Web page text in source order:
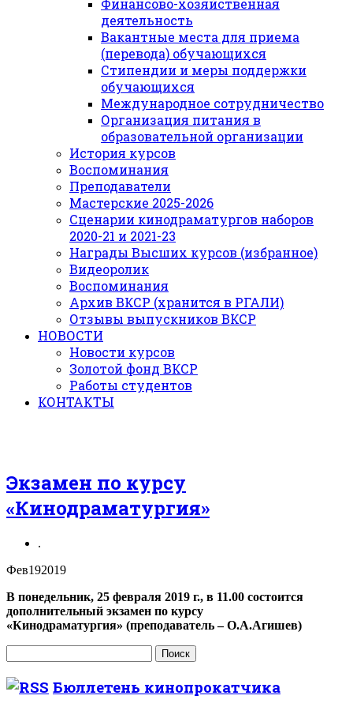
Финансово-хозяйственная
деятельность
Вакантные места для приема
(перевода) обучающихся
Стипендии и меры поддержки
обучающихся
Международное сотрудничество
Организация питания в
образовательной организации
История курсов
Воспоминания
Преподаватели
Мастерские 2025-2026
Сценарии кинодраматургов наборов
2020-21 и 2021-23
Награды Высших курсов (избранное)
Видеоролик
Воспоминания
Архив ВКСР (хранится в РГАЛИ)
Отзывы выпускников ВКСР
НОВОСТИ
Новости курсов
Золотой фонд ВКСР
Работы студентов
КОНТАКТЫ
Экзамен по курсу
«Кинодраматургия»
.
Фев192019
В понедельник, 25 февраля 2019 г., в 11.00 состоится
дополнительный экзамен по курсу
«Кинодраматургия» (преподаватель – О.А.Агишев)
Бюллетень кинопрокатчика